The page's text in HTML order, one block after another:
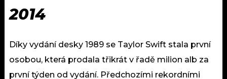
2014
Díky vydání desky 1989 se Taylor Swift stala první
osobou, která prodala třikrát v řadě milion alb za
první týden od vydání. Předchozími rekordními